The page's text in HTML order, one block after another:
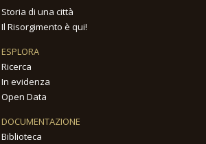
Storia di una città
Il Risorgimento è qui!
ESPLORA
Ricerca
In evidenza
Open Data
DOCUMENTAZIONE
Biblioteca